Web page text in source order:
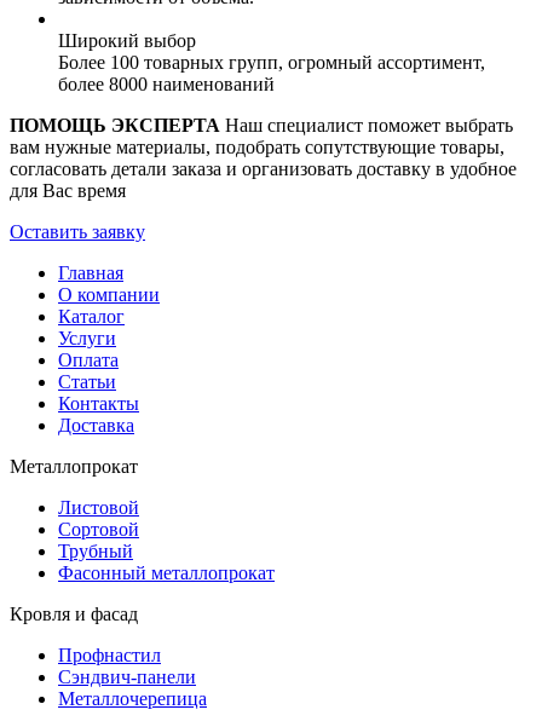
Широкий выбор
Более 100 товарных групп, огромный ассортимент,
более 8000 наименований
ПОМОЩЬ ЭКСПЕРТА Наш специалист поможет выбрать
вам нужные материалы, подобрать сопутствующие товары,
согласовать детали заказа и организовать доставку в удобное
для Вас время
Оставить заявку
Главная
О компании
Каталог
Услуги
Оплата
Статьи
Контакты
Доставка
Металлопрокат
Листовой
Сортовой
Трубный
Фасонный металлопрокат
Кровля и фасад
Профнастил
Сэндвич-панели
Металлочерепица